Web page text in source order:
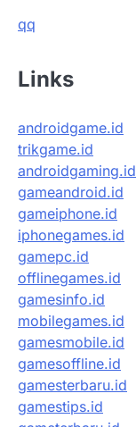
qq
Links
androidgame.id
trikgame.id
androidgaming.id
gameandroid.id
gameiphone.id
iphonegames.id
gamepc.id
offlinegames.id
gamesinfo.id
mobilegames.id
gamesmobile.id
gamesoffline.id
gamesterbaru.id
gamestips.id